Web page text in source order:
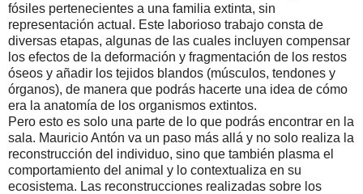
fósiles pertenecientes a una familia extinta, sin
representación actual. Este laborioso trabajo consta de
diversas etapas, algunas de las cuales incluyen compensar
los efectos de la deformación y fragmentación de los restos
óseos y añadir los tejidos blandos (músculos, tendones y
órganos), de manera que podrás hacerte una idea de cómo
era la anatomía de los organismos extintos.
Pero esto es solo una parte de lo que podrás encontrar en la
sala. Mauricio Antón va un paso más allá y no solo realiza la
reconstrucción del individuo, sino que también plasma el
comportamiento del animal y lo contextualiza en su
ecosistema. Las reconstrucciones realizadas sobre los